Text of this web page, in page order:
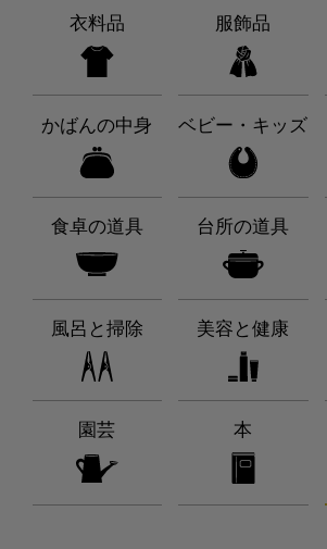
衣料品 服飾品
かばんの中身 ベビー・キッズ
食卓の道具 台所の道具
風呂と掃除 美容と健康
園芸 本